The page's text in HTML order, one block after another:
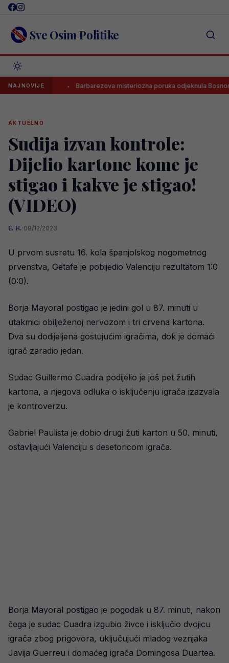
Skip
content Sve Osim Politike
NAJNOVIJE Barbarezova misteriozna poruka odjeknula Bosnom i
AKTUELNO
Sudija izvan kontrole:
Dijelio kartone kome je
stigao i kakve je stigao!
(VIDEO)
E. H.·09/12/2023
U prvom susretu 16. kola španjolskog nogometnog
prvenstva, Getafe je pobijedio Valenciju rezultatom 1:0
(0:0).
Borja Mayoral postigao je jedini gol u 87. minuti u
utakmici obilježenoj nervozom i tri crvena kartona.
Dva su dodijeljena gostujućim igračima, dok je domaći
igrač zaradio jedan.
Sudac Guillermo Cuadra podijelio je još pet žutih
kartona, a njegova odluka o isključenju igrača izazvala
je kontroverzu.
Gabriel Paulista je dobio drugi žuti karton u 50. minuti,
ostavljajući Valenciju s desetoricom igrača.
Borja Mayoral postigao je pogodak u 87. minuti, nakon
čega je sudac Cuadra izgubio živce i isključio dvojicu
igrača zbog prigovora, uključujući mladog veznjaka
Javija Guerreu i domaćeg igrača Domingosa Duartea.